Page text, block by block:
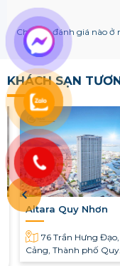
Chưa có đánh giá nào ở
KHÁCH SẠN
Altara Quy Nhơn
76 Trần Hưng Đạo,
Cảng, Thành phố Quy
Nhơn, Bình Định